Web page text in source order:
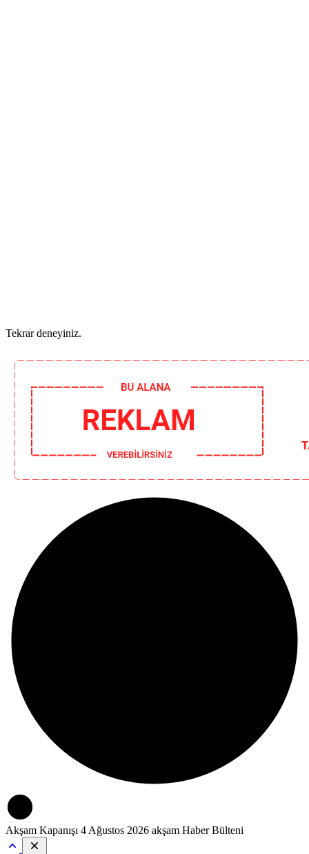
Tekrar deneyiniz.
Akşam Kapanışı 4 Ağustos 2026 akşam Haber Bülteni